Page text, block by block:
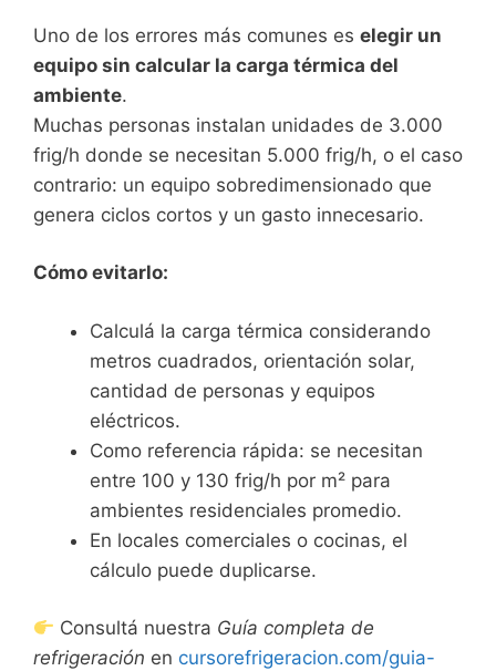
Uno de los errores más comunes es elegir un
equipo sin calcular la carga térmica del
ambiente.
Muchas personas instalan unidades de 3.000
frig/h donde se necesitan 5.000 frig/h, o el caso
contrario: un equipo sobredimensionado que
genera ciclos cortos y un gasto innecesario.
Cómo evitarlo:
Calculá la carga térmica considerando
metros cuadrados, orientación solar,
cantidad de personas y equipos
eléctricos.
Como referencia rápida: se necesitan
entre 100 y 130 frig/h por m² para
ambientes residenciales promedio.
En locales comerciales o cocinas, el
cálculo puede duplicarse.
Consultá nuestra Guía completa de
refrigeración en cursorefrigeracion.com/guia-